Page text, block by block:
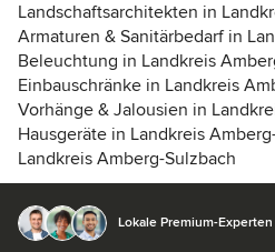
Landschaftsarchitekten in
Armaturen & Sanitärbedarf in
Beleuchtung in Landkreis
Einbauschränke in Landkreis
Vorhänge & Jalousien in
Hausgeräte in Landkreis
Landkreis Amberg-Sulzbach
Lokale Premium-
© 2026 Houzz Inc.